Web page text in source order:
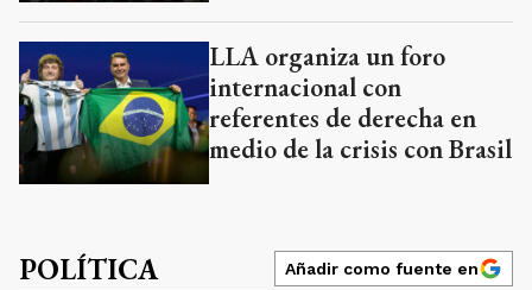
LLA organiza un foro
internacional con
referentes de derecha en
medio de la crisis con Brasil
POLÍTICA Añadir como fuente en